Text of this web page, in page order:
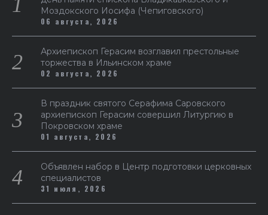
Моздокского Иосифа (Чепиговского)
06 августа, 2026
Архиепископ Герасим возглавил престольные
торжества в Ильинском храме
02 августа, 2026
В праздник святого Серафима Саровского
архиепископ Герасим совершил Литургию в
Покровском храме
01 августа, 2026
Объявлен набор в Центр подготовки церковных
специалистов
31 июля, 2026